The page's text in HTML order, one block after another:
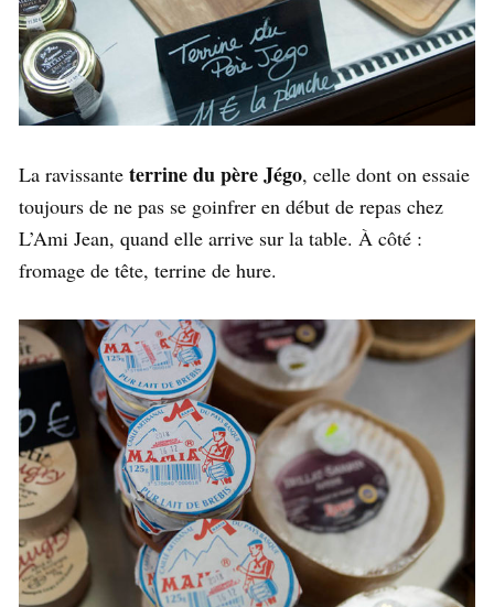
La ravissante terrine du père Jégo, celle dont on essaie
toujours de ne pas se goinfrer en début de repas chez
L’Ami Jean, quand elle arrive sur la table. À côté :
fromage de tête, terrine de hure.